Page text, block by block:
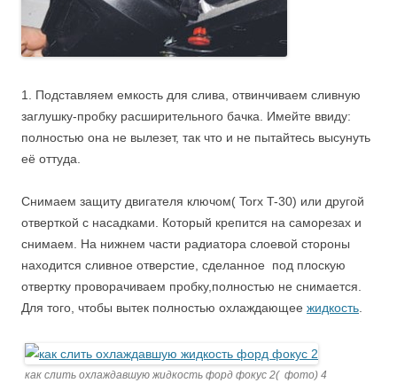
1. Подставляем емкость для слива, отвинчиваем сливную
заглушку-пробку расширительного бачка. Имейте ввиду:
полностью она не вылезет, так что и не пытайтесь высунуть
её оттуда.
Снимаем защиту двигателя ключом( Torx T-30) или другой
отверткой с насадками. Который крепится на саморезах и
снимаем. На нижнем части радиатора слоевой стороны
находится сливное отверстие, сделанное под плоскую
отвертку проворачиваем пробку,полностью не снимается.
Для того, чтобы вытек полностью охлаждающее жидкость
как слить охлаждавшую жидкость форд фокус 2( фото) 4